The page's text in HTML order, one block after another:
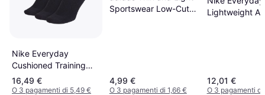
Nike Everyday
Cushioned Training
Crew Socks 6-pack -
Black/White
16,49 €
O 3 pagamenti di 5,49 €
Sportswear Low-Cut
4,99 €
O 3 pagamenti di 1,66 €
Lightweight
12,01 €
O 3 pagamenti